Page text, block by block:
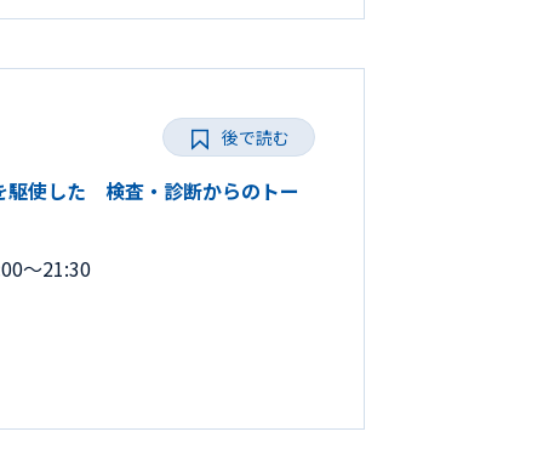
駆使した 検査・診断からのトー
～21:30
後で読む